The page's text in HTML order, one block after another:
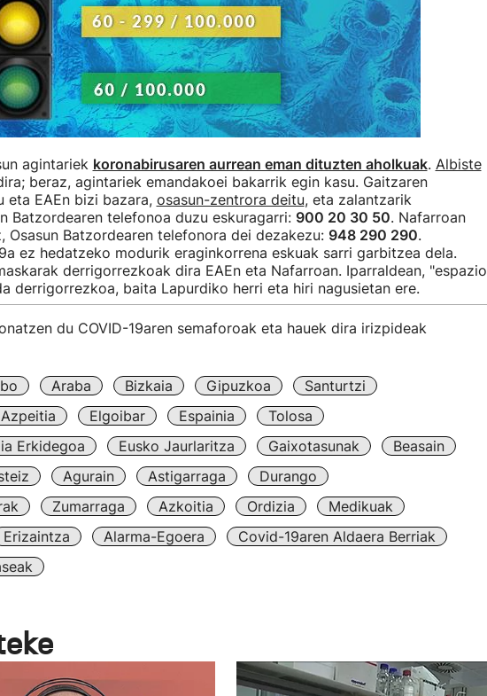
agintariek koronabirusaren aurrean eman dituzten aholkuak. Albiste
beraz, agintariek emandakoei bakarrik egin kasu. Gaitzaren
eta EAEn bizi bazara, osasun-zentrora deitu, eta zalantzarik
Batzordearen telefonoa duzu eskuragarri: 900 20 30 50. Nafarroan
Osasun Batzordearen telefonora dei dezakezu: 948 290 290.
ez hedatzeko modurik eraginkorrena eskuak sarri garbitzea dela.
derrigorrezkoak dira EAEn eta Nafarroan. Iparraldean, "espazio
derrigorrezkoa, baita Lapurdiko herri eta hiri nagusietan ere.
du COVID-19aren semaforoak eta hauek dira irizpideak
Araba Bizkaia Gipuzkoa
Santurtzi
Azpeitia Elgoibar Espainia
Tolosa
Erkidegoa
Eusko Jaurlaritza Gaixotasunak
Beasain
Agurain Astigarraga
Durango
Zumarraga Azkoitia Ordizia
Medikuak
Erizaintza Alarma-Egoera
Covid-19aren Aldaera Berriak